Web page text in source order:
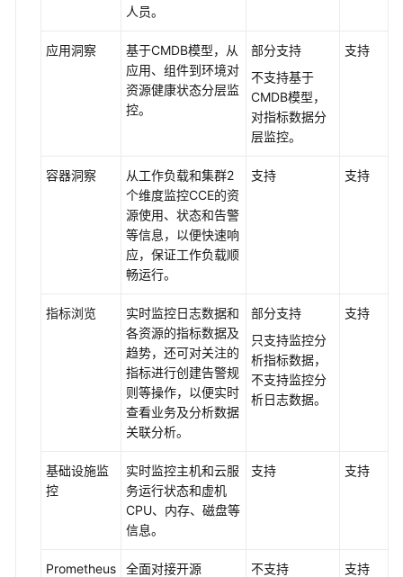
场
能
系
的
人员。
应用洞察
基于CMDB模型，从
应用、组件到环境对
资源健康状态分层监
控。
部分支持
不支持基于
CMDB模型，
对指标数据分
层监控。
支持
容器洞察
从工作负载和集群2
个维度监控CCE的资
源使用、状态和告警
等信息，以便快速响
应，保证工作负载顺
畅运行。
支持 支持
指标浏览
实时监控日志数据和
各资源的指标数据及
趋势，还可对关注的
指标进行创建告警规
则等操作，以便实时
查看业务及分析数据
关联分析。
部分支持
只支持监控分
析指标数据，
不支持监控分
析日志数据。
支持
基础设施监
控
实时监控主机和云服
务运行状态和虚机
CPU、内存、磁盘等
信息。
支持 支持
Prometheus
全面对接开源
不支持 支持